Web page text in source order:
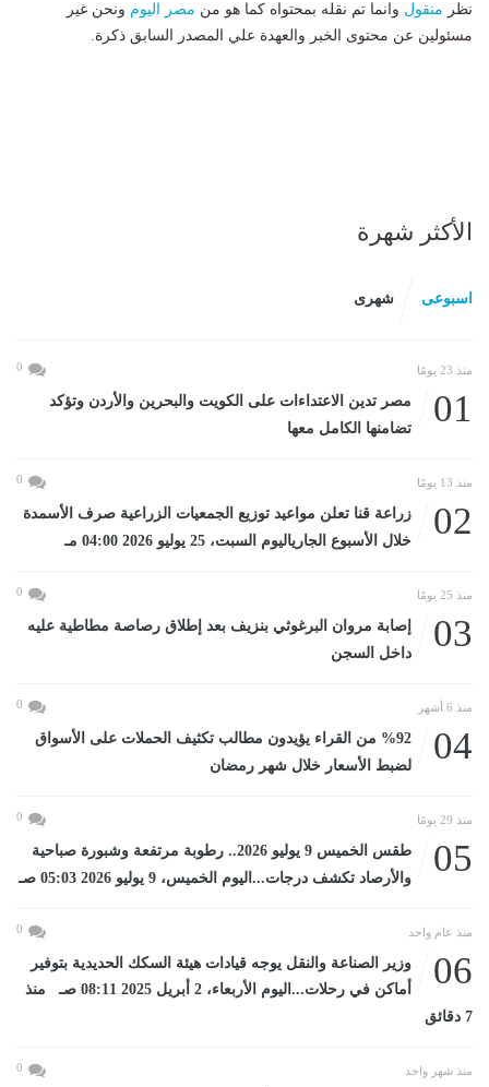
نظر منقول وانما تم نقله بمحتواه كما هو من مصر اليوم ونحن غير
مسئولين عن محتوى الخبر والعهدة علي المصدر السابق ذكرة.
الأكثر شهرة
اسبوعى شهرى
منذ 23 يومًا 0
01
مصر تدين الاعتداءات على الكويت والبحرين والأردن وتؤكد
تضامنها الكامل معها
منذ 13 يومًا 0
02
زراعة قنا تعلن مواعيد توزيع الجمعيات الزراعية صرف الأسمدة
خلال الأسبوع الجارياليوم السبت، 25 يوليو 2026 04:00 مـ
منذ 25 يومًا 0
03
إصابة مروان البرغوثي بنزيف بعد إطلاق رصاصة مطاطية عليه
داخل السجن
منذ 6 أشهر 0
04
%92 من القراء يؤيدون مطالب تكثيف الحملات على الأسواق
لضبط الأسعار خلال شهر رمضان
منذ 29 يومًا 0
05
طقس الخميس 9 يوليو 2026.. رطوبة مرتفعة وشبورة صباحية
والأرصاد تكشف درجات...اليوم الخميس، 9 يوليو 2026 05:03 صـ
منذ عام واحد 0
06
وزير الصناعة والنقل يوجه قيادات هيئة السكك الحديدية بتوفير
أماكن في رحلات...اليوم الأربعاء، 2 أبريل 2025 08:11 صـ منذ
7 دقائق
منذ شهر واحد 0